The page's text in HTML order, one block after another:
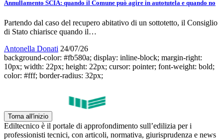
Annullamento SCIA: quando il Comune può agire in autotutela e quando no
Partendo dal caso del recupero abitativo di un sottotetto, il Consiglio
di Stato chiarisce quando il…
Antonella Donati 24/07/26
background-color: #fb580a; display: inline-block; margin-right:
10px; width: 22px; height: 22px; cursor: pointer; font-weight: bold;
color: #fff; border-radius: 32px;
Torna all'inizio
Ediltecnico è il portale di approfondimento sull’edilizia per i
professionisti tecnici, con articoli, normativa, giurisprudenza e news